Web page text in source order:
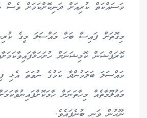
މަސައްކަތް ކުރިއަށް ދަނިކޮށްކަމަށް ވެސް
މިގޮތަށް ފައިސާ ބަހާ މައްސަލަ މީގެ
ކޮރަޕްޝަން ކޮމިޝަނަށް
މައްސަލަ ބަލަމުންދާ ކަމުގެ ނުވަތަ އެޅި
މައުލޫމާތެއް މިހާތަނަށް
ނޫހުން ވަނީ ބުނެފައެވެ.